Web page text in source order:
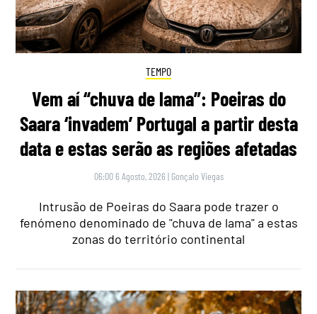
TEMPO
Vem aí “chuva de lama”: Poeiras do
Saara ‘invadem’ Portugal a partir desta
data e estas serão as regiões afetadas
06:00 6 Agosto, 2026 | Gonçalo Viegas
Intrusão de Poeiras do Saara pode trazer o
fenómeno denominado de "chuva de lama" a estas
zonas do território continental